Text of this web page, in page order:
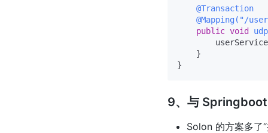
@Transaction
@Mapping("/
public void
    }
9、与 Springboot
Solon 的方案多了